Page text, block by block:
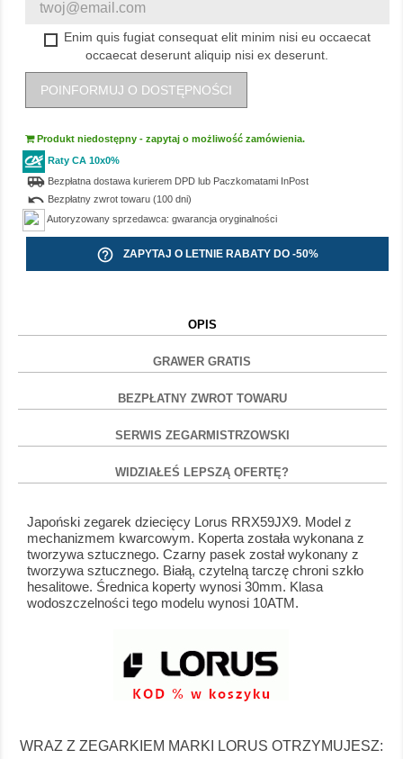
Enim quis fugiat consequat elit minim nisi eu occaecat
occaecat deserunt aliquip nisi ex deserunt.
POINFORMUJ O DOSTĘPNOŚCI
Produkt niedostępny - zapytaj o możliwość zamówienia.
Raty CA 10x0%
airport_shuttleBezpłatna dostawa kurierem DPD lub Paczkomatami InPost
undo Bezpłatny zwrot towaru (100 dni)
Autoryzowany sprzedawca: gwarancja oryginalności
help_outline ZAPYTAJ O LETNIE RABATY DO -50%
OPIS
GRAWER GRATIS
BEZPŁATNY ZWROT TOWARU
SERWIS ZEGARMISTRZOWSKI
WIDZIAŁEŚ LEPSZĄ OFERTĘ?
Japoński zegarek dziecięcy Lorus RRX59JX9. Model z
mechanizmem kwarcowym. Koperta została wykonana z
tworzywa sztucznego. Czarny pasek został wykonany z
tworzywa sztucznego. Białą, czytelną tarczę chroni szkło
hesalitowe. Średnica koperty wynosi 30mm. Klasa
wodoszczelności tego modelu wynosi 10ATM.
WRAZ Z ZEGARKIEM MARKI LORUS OTRZYMUJESZ: